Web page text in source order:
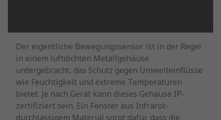
Der eigentliche Bewegungssensor ist in der Regel
in einem luftdichten Metallgehäuse
untergebracht, das Schutz gegen Umwelteinflüsse
wie Feuchtigkeit und extreme Temperaturen
bietet. Je nach Gerät kann dieses Gehäuse IP-
zertifiziert sein. Ein Fenster aus Infrarot-
durchlässigem Material sorgt dafür, dass die